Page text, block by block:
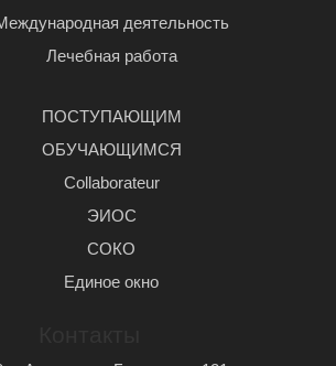
деятельность
Лечебная работа
ПОСТУПАЮЩИМ
ОБУЧАЮЩИМСЯ
Сollaborateur
ЭИОС
СОКО
Единое окно